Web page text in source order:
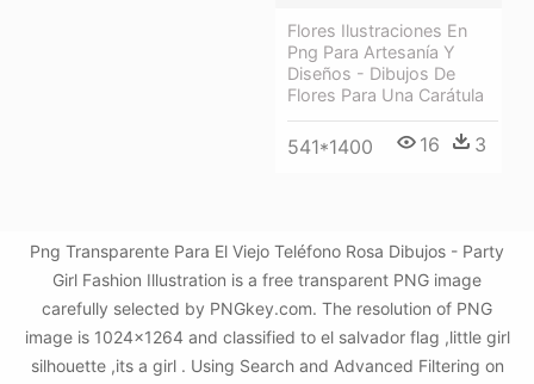
Flores Ilustraciones En
Png Para Artesanía Y
Diseños - Dibujos De
Flores Para Una Carátula
541*1400 16 3
Png Transparente Para El Viejo Teléfono Rosa Dibujos - Party
Girl Fashion Illustration is a free transparent PNG image
carefully selected by PNGkey.com. The resolution of PNG
image is 1024x1264 and classified to el salvador flag ,little girl
silhouette ,its a girl . Using Search and Advanced Filtering on